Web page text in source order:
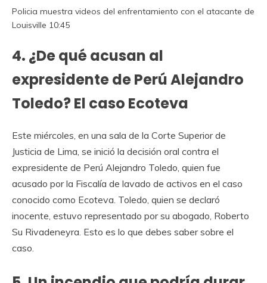
Policia muestra videos del enfrentamiento con el atacante de
Louisville 10:45
4. ¿De qué acusan al
expresidente de Perú Alejandro
Toledo? El caso Ecoteva
Este miércoles, en una sala de la Corte Superior de
Justicia de Lima, se inició la decisión oral contra el
expresidente de Perú Alejandro Toledo, quien fue
acusado por la Fiscalía de lavado de activos en el caso
conocido como Ecoteva. Toledo, quien se declaró
inocente, estuvo representado por su abogado, Roberto
Su Rivadeneyra. Esto es lo que debes saber sobre el
caso.